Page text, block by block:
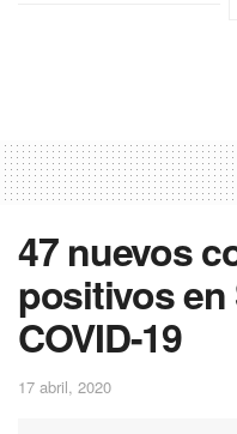
47 nuevos
positivos en
COVID-19
17 abril, 2020